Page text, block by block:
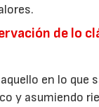
de lo
en lo que
y asumiendo